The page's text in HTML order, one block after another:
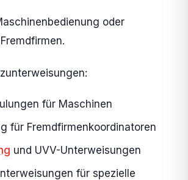
oder
für Maschinen
für Fremdfirmenkoordinatoren
und UVV-Unterweisungen
für spezielle